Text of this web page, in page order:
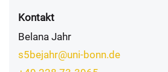
Kontakt
Belana Jahr
s5bejahr@uni-bonn.de